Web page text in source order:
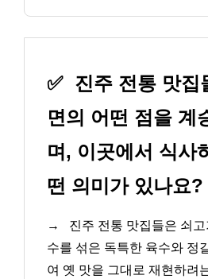
✅ 진주 전통 맛집
면의 어떤 점을 계
며, 이곳에서 식사
떤 의미가 있나요?
→
진주 전통 맛집들은 쇠
수를 섞은 독특한 육수와 정
여 옛 맛을 그대로 재현하려